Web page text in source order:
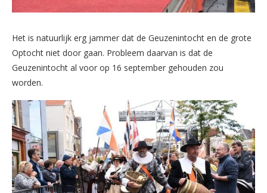
Het is natuurlijk erg jammer dat de Geuzenintocht en de grote
Optocht niet door gaan. Probleem daarvan is dat de
Geuzenintocht al voor op 16 september gehouden zou
worden.